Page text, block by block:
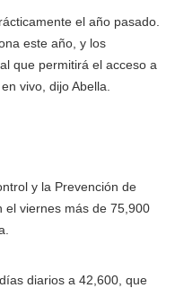
el año pasado.
este año, y los
que permitirá el acceso a
vivo, dijo Abella.
y la Prevención de
el viernes más de 75,900
diarios a 42,600, que